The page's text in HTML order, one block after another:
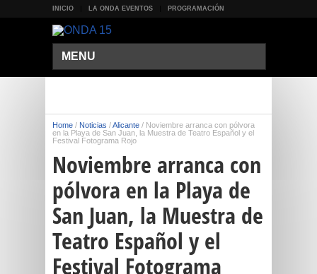
INICIO LA ONDA EVENTOS PROGRAMACIÓN
MENU
Home / Noticias /Alicante / Noviembre arranca con pólvora
en la Playa de San Juan, la Muestra de Teatro Español y el
Festival Fotograma Rojo
Noviembre arranca con
pólvora en la Playa de
San Juan, la Muestra de
Teatro Español y el
Festival Fotograma